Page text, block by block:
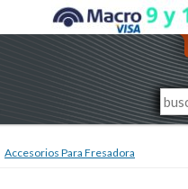
Accesorios Para Fresadora